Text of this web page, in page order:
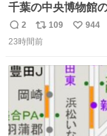
千葉の中央博物館
鼻の奥の構造が素
返
信
2
リ
ポ
ト
数
109
い
数
944
23時間前